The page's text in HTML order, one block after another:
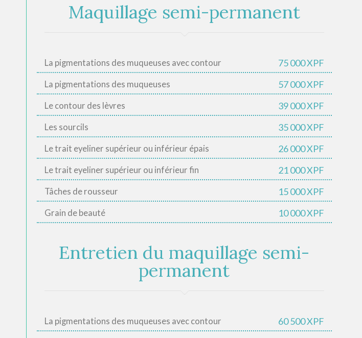
Maquillage semi-permanent
La pigmentations des muqueuses avec contour 75 000 XPF
La pigmentations des muqueuses 57 000 XPF
Le contour des lèvres 39 000 XPF
Les sourcils 35 000 XPF
Le trait eyeliner supérieur ou inférieur épais 26 000 XPF
Le trait eyeliner supérieur ou inférieur fin 21 000 XPF
Tâches de rousseur 15 000 XPF
Grain de beauté 10 000 XPF
Entretien du maquillage semi-
permanent
La pigmentations des muqueuses avec contour 60 500 XPF